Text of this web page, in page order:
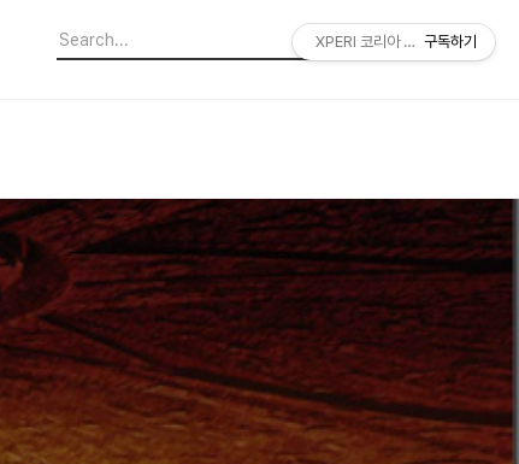
XPERI 코리아 공식 블로그
구독하기